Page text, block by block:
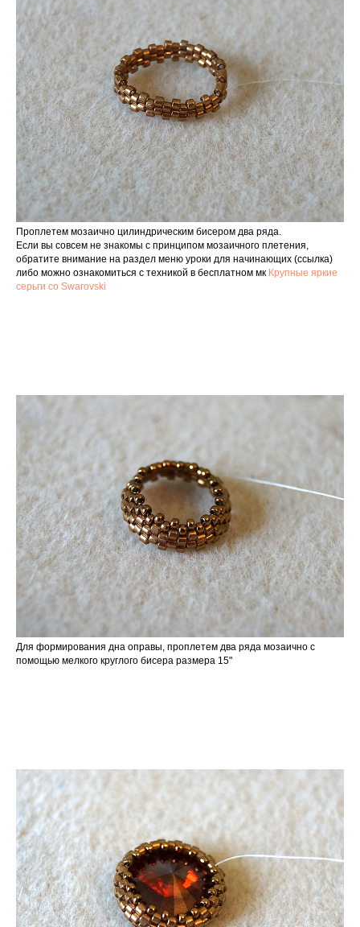
Проплетем мозаично цилиндрическим бисером два ряда.
Если вы совсем не знакомы с принципом мозаичного плетения,
обратите внимание на раздел меню уроки для начинающих (ссылка)
либо можно ознакомиться с техникой в бесплатном мк Крупные яркие
серьги со Swarovski
Для формирования дна оправы, проплетем два ряда мозаично с
помощью мелкого круглого бисера размера 15"